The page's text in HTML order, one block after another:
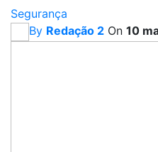
Segurança
By Redação 2 On 10